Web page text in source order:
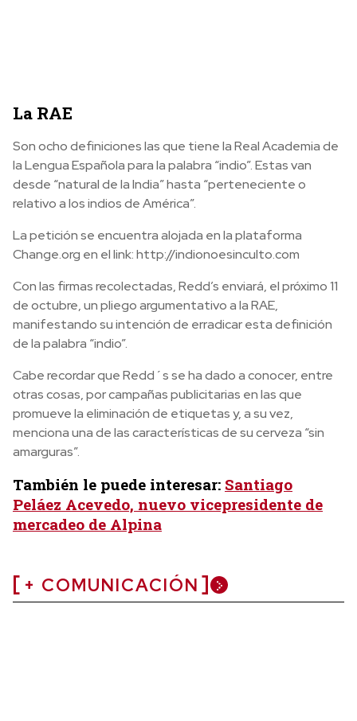
La RAE
Son ocho definiciones las que tiene la Real Academia de
la Lengua Española para la palabra “indio”. Estas van
desde “natural de la India” hasta “perteneciente o
relativo a los indios de América”.
La petición se encuentra alojada en la plataforma
Change.org en el link: http://indionoesinculto.com
Con las firmas recolectadas, Redd’s enviará, el próximo 11
de octubre, un pliego argumentativo a la RAE,
manifestando su intención de erradicar esta definición
de la palabra “indio”.
Cabe recordar que Redd´s se ha dado a conocer, entre
otras cosas, por campañas publicitarias en las que
promueve la eliminación de etiquetas y, a su vez,
menciona una de las características de su cerveza “sin
amarguras”.
También le puede interesar: Santiago
Peláez Acevedo, nuevo vicepresidente de
mercadeo de Alpina
+ COMUNICACIÓN